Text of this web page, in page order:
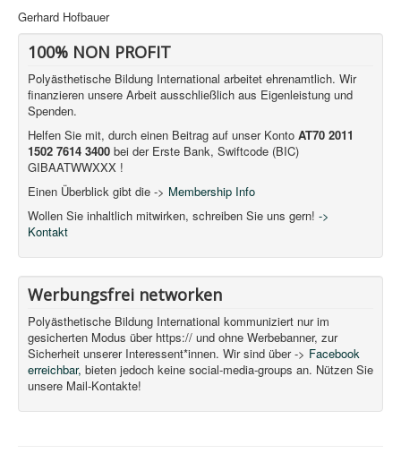
Gerhard Hofbauer
100% NON PROFIT
Polyästhetische Bildung International arbeitet ehrenamtlich. Wir
finanzieren unsere Arbeit ausschließlich aus Eigenleistung und
Spenden.
Helfen Sie mit, durch einen Beitrag auf unser Konto AT70 2011
1502 7614 3400 bei der Erste Bank, Swiftcode (BIC)
GIBAATWWXXX !
Einen Überblick gibt die -> Membership Info
Wollen Sie inhaltlich mitwirken, schreiben Sie uns gern! ->
Kontakt
Werbungsfrei networken
Polyästhetische Bildung International kommuniziert nur im
gesicherten Modus über https:// und ohne Werbebanner, zur
Sicherheit unserer Interessent*innen. Wir sind über -> Facebook
erreichbar, bieten jedoch keine social-media-groups an. Nützen Sie
unsere Mail-Kontakte!